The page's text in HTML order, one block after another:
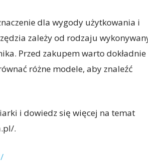
dla wygody użytkowania i
zależy od rodzaju
Przed zakupem warto dokładnie
różne modele, aby znaleźć
i dowiedz się więcej na temat
.